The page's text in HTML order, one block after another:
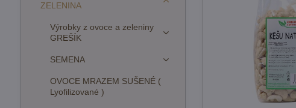
ZELENINA
Výrobky z ovoce a zeleniny
GREŠÍK
SEMENA
OVOCE MRAZEM SUŠENÉ (
Lyofilizované )